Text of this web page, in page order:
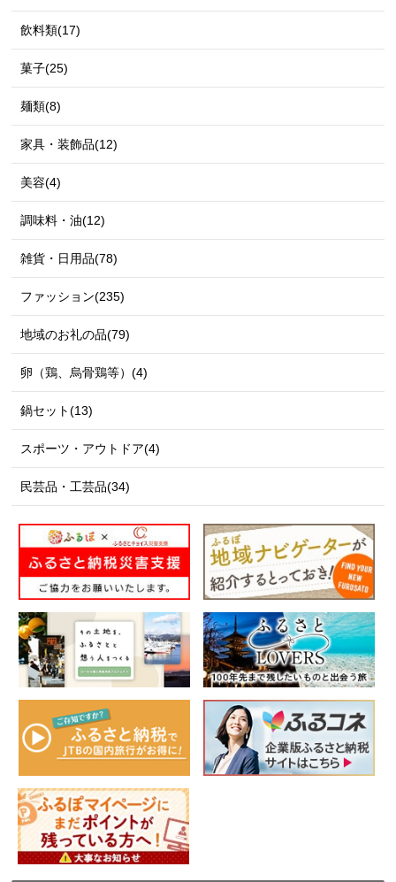
飲料類(17)
菓子(25)
麺類(8)
家具・装飾品(12)
美容(4)
調味料・油(12)
雑貨・日用品(78)
ファッション(235)
地域のお礼の品(79)
卵（鶏、烏骨鶏等）(4)
鍋セット(13)
スポーツ・アウトドア(4)
民芸品・工芸品(34)